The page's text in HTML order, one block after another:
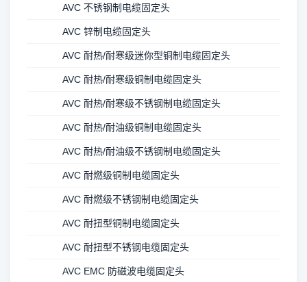
AVC 不锈钢制电缆固定头
AVC 锌制电缆固定头
AVC 耐热/耐寒级迷你型铜制电缆固定头
AVC 耐热/耐寒级铜制电缆固定头
AVC 耐热/耐寒级不锈钢制电缆固定头
AVC 耐热/耐油级铜制电缆固定头
AVC 耐热/耐油级不锈钢制电缆固定头
AVC 耐燃级铜制电缆固定头
AVC 耐燃级不锈钢制电缆固定头
AVC 耐扭型铜制电缆固定头
AVC 耐扭型不锈钢电缆固定头
AVC EMC 防磁波电缆固定头